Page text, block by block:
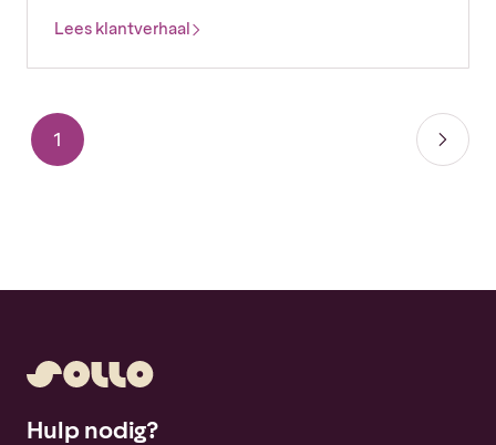
Lees klantverhaal
Berichten paginering
Pagina
1
Hulp nodig?